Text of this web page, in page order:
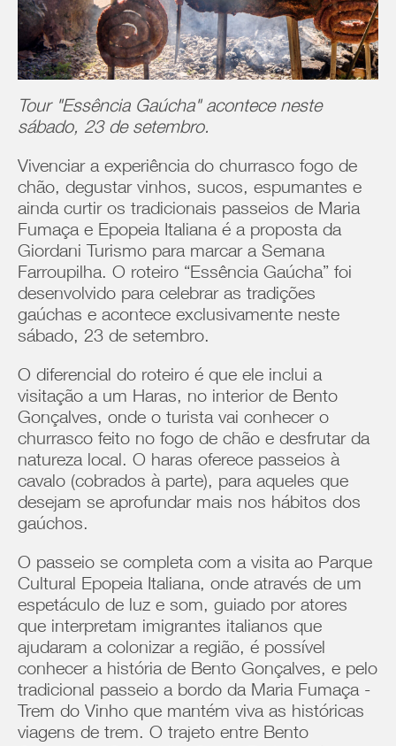
Tour "Essência Gaúcha" acontece neste
sábado, 23 de setembro.
Vivenciar a experiência do churrasco fogo de
chão, degustar vinhos, sucos, espumantes e
ainda curtir os tradicionais passeios de Maria
Fumaça e Epopeia Italiana é a proposta da
Giordani Turismo para marcar a Semana
Farroupilha. O roteiro “Essência Gaúcha” foi
desenvolvido para celebrar as tradições
gaúchas e acontece exclusivamente neste
sábado, 23 de setembro.
O diferencial do roteiro é que ele inclui a
visitação a um Haras, no interior de Bento
Gonçalves, onde o turista vai conhecer o
churrasco feito no fogo de chão e desfrutar da
natureza local. O haras oferece passeios à
cavalo (cobrados à parte), para aqueles que
desejam se aprofundar mais nos hábitos dos
gaúchos.
O passeio se completa com a visita ao Parque
Cultural Epopeia Italiana, onde através de um
espetáculo de luz e som, guiado por atores
que interpretam imigrantes italianos que
ajudaram a colonizar a região, é possível
conhecer a história de Bento Gonçalves, e pelo
tradicional passeio a bordo da Maria Fumaça -
Trem do Vinho que mantém viva as históricas
viagens de trem. O trajeto entre Bento